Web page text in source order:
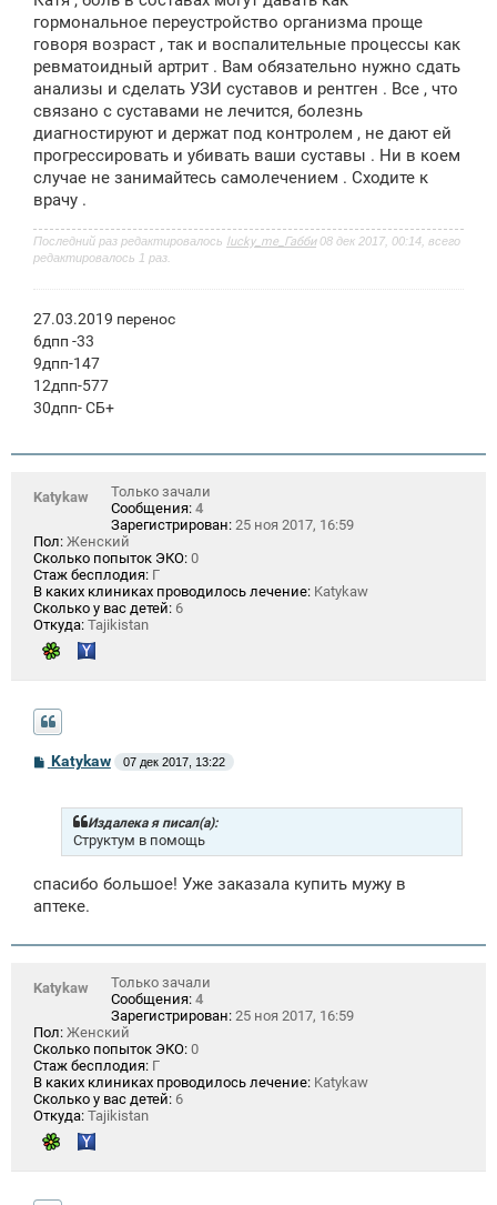
е
н
и
е
гормональное переустройство организма проще
говоря возраст , так и воспалительные процессы как
ревматоидный артрит . Вам обязательно нужно сдать
анализы и сделать УЗИ суставов и рентген . Все , что
связано с суставами не лечится, болезнь
диагностируют и держат под контролем , не дают ей
прогрессировать и убивать ваши суставы . Ни в коем
случае не занимайтесь самолечением . Сходите к
врачу .
Последний раз редактировалось lucky_me_Габби08 дек 2017, 00:14, всего
редактировалось 1 раз.
27.03.2019 перенос
6дпп -33
9дпп-147
12дпп-577
30дпп- СБ+
Katykaw
Только зачали
Сообщения: 4
Зарегистрирован: 25 ноя 2017, 16:59
Пол: Женский
Сколько попыток ЭКО: 0
Стаж бесплодия: Г
В каких клиниках проводилось лечение: Katykaw
Сколько у вас детей: 6
Откуда: Tajikistan
С
е
Katykaw 07 дек 2017, 13:22
Издалека я писал(а):
Структум в помощь
спасибо большое! Уже заказала купить мужу в
аптеке.
Katykaw
Только зачали
Сообщения: 4
Зарегистрирован: 25 ноя 2017, 16:59
Пол: Женский
Сколько попыток ЭКО: 0
Стаж бесплодия: Г
В каких клиниках проводилось лечение: Katykaw
Сколько у вас детей: 6
Откуда: Tajikistan